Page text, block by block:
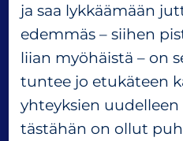
ja saa lykkäämään
edemmäs – siihen
liian myöhäistä – on
tuntee jo etukäteen
yhteyksien uudelleen
tästähän on ollut